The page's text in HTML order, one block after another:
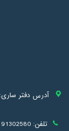
آدرس دفتر
تلفن: